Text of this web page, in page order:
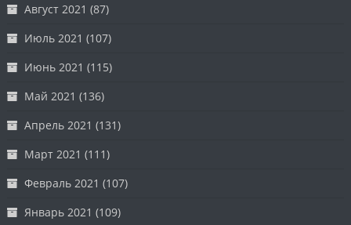
Август 2021 (87)
Июль 2021 (107)
Июнь 2021 (115)
Май 2021 (136)
Апрель 2021 (131)
Март 2021 (111)
Февраль 2021 (107)
Январь 2021 (109)